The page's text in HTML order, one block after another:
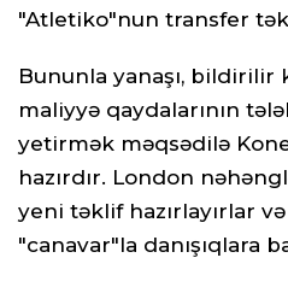
"Atletiko"nun transfer
Bununla yanaşı, bildirilir
maliyyə qaydalarının
yetirmək məqsədilə
hazırdır. London
yeni təklif hazırlayırlar
"canavar"la danışıqlara